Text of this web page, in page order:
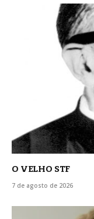
O VELHO STF
7 de agosto de 2026